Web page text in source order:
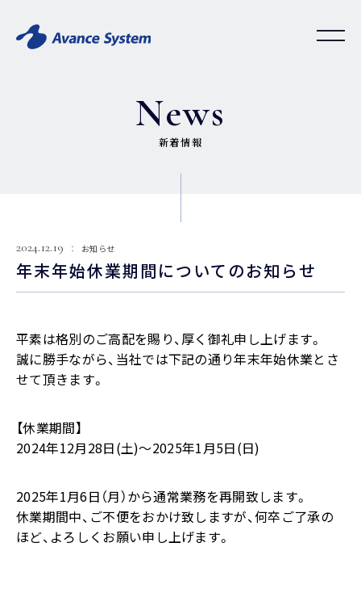
News
新着情報
2024.12.19 お知らせ
年末年始休業期間についてのお知らせ
平素は格別のご高配を賜り、厚く御礼申し上げます。
誠に勝手ながら、当社では下記の通り年末年始休業とさ
せて頂きます。
【休業期間】
2024年12月28日(土)～2025年1月5日(日)
2025年1月6日（月）から通常業務を再開致します。
休業期間中、ご不便をおかけ致しますが、何卒ご了承の
ほど、よろしくお願い申し上げます。